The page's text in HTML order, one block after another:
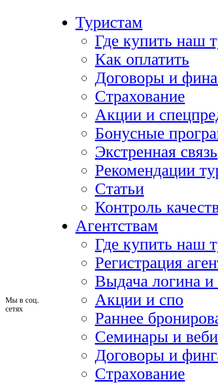
Мы в соц.
сетях
Туристам
Где купить наш
Как оплатить
Договоры и
Страхование
Акции и
Бонусные
Экстренная связь
Рекомендации
Статьи
Контроль
Агентствам
Где купить наш
Регистрация
Выдача логина и
Акции и спо
Раннее
Семинары и
Договоры и
Страхование